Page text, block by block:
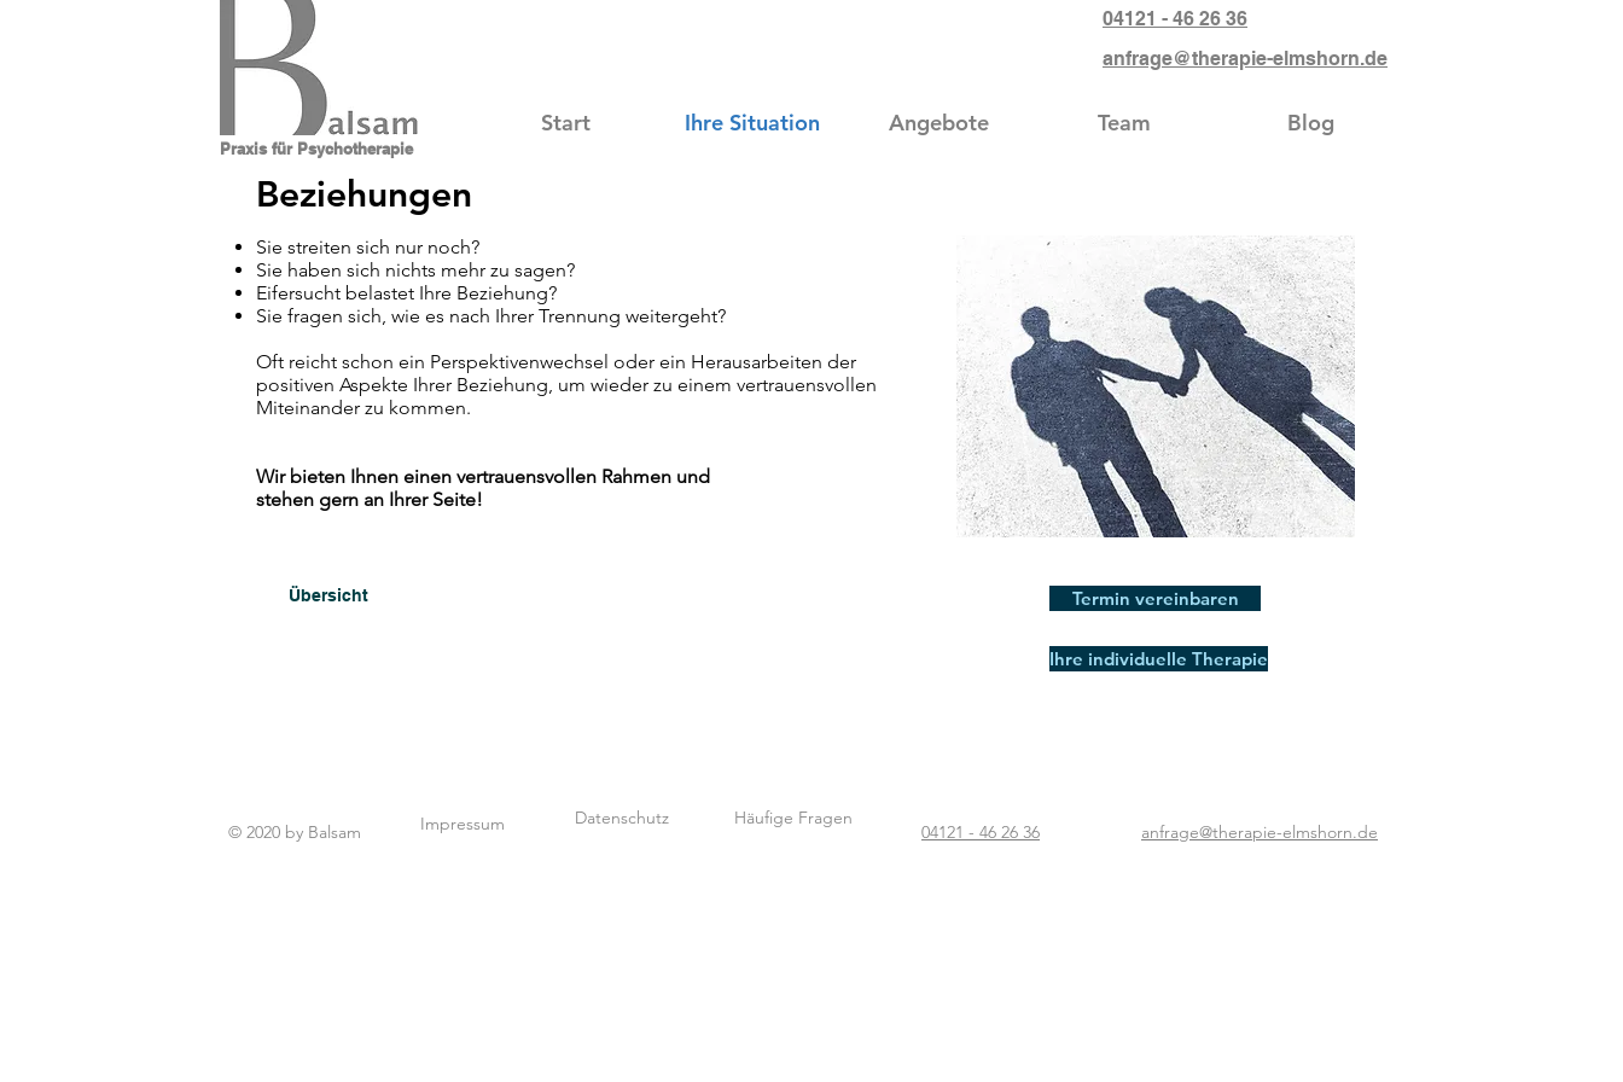
Praxis für Psychotherapie
04121 - 46 26 36
anfrage@therapie-elmshorn.de
Start Ihre Situation Angebote Team Blog
Beziehungen
Sie streiten sich nur noch?
Sie haben sich nichts mehr zu sagen?
Eifersucht belastet Ihre Beziehung?
Sie fragen sich, wie es nach Ihrer Trennung weitergeht?
Oft reicht schon ein Perspektivenwechsel oder ein Herausarbeiten der
positiven Aspekte Ihrer Beziehung, um wieder zu einem vertrauensvollen
Miteinander zu kommen.
Wir bieten Ihnen einen vertrauensvollen Rahmen und
stehen gern an Ihrer Seite!
Übersicht Termin vereinbaren
Ihre individuelle Therapie
© 2020 by Balsam Impressum Datenschutz Häufige Fragen
04121 - 46 26 36 anfrage@therapie-elmshorn.de